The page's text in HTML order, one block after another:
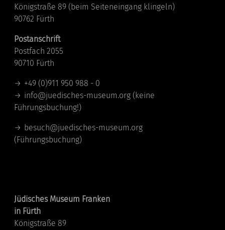
Königstraße 89 (beim Seiteneingang klingeln)
90762 Fürth
Postanschrift
Postfach 2055
90710 Fürth
+49 (0)911 950 988 - 0
info@juedisches-museum.org (keine
Führungsbuchung!)
besuch@juedisches-museum.org
(Führungsbuchung)
Jüdisches Museum Franken
in Fürth
Königstraße 89